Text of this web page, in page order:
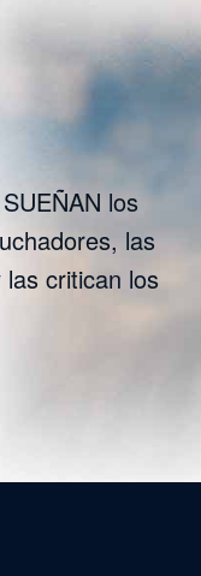
los
las
critican los